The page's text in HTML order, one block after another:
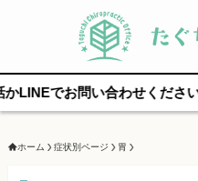
わせください
ホーム 症状別ページ 胃